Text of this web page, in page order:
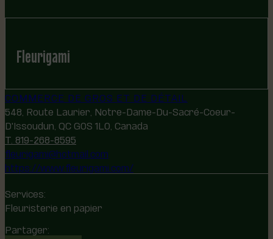
Fleurigami
COMMERCE DE GROS ET DE DÉTAIL
548, Route Laurier, Notre-Dame-Du-Sacré-Coeur-
D'Issoudun, QC G0S 1L0, Canada
T. 819-268-8595
fleurigami@hotmail.com
https://www.fleurigami.com/
Services:
Fleuristerie en papier
Partager: